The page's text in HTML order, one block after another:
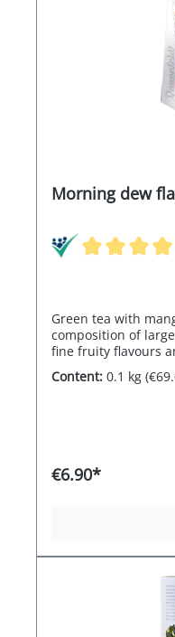
Morning dew
Green tea with
composition of
fine fruity flavours
the chocolate to go
Content: 0.1 kg
€6.90*